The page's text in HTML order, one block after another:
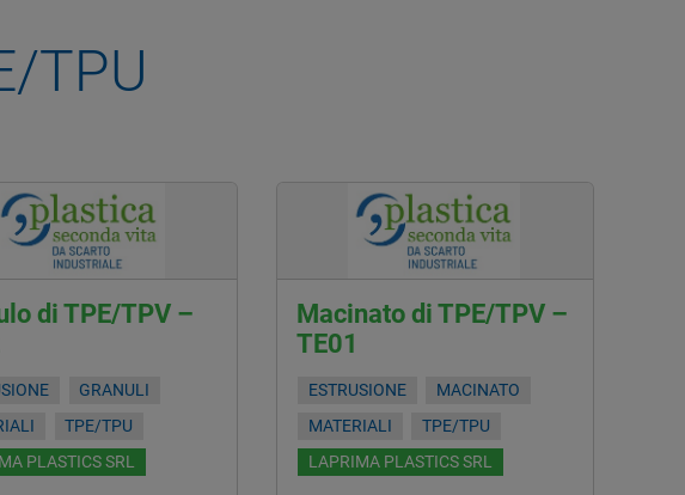
TPU
di TPE/TPV –
GRANULI
TPE/TPU
PLASTICS SRL
Macinato di TPE/TPV –
TE01
ESTRUSIONE
MACINATO
MATERIALI
TPE/TPU
LAPRIMA PLASTICS SRL